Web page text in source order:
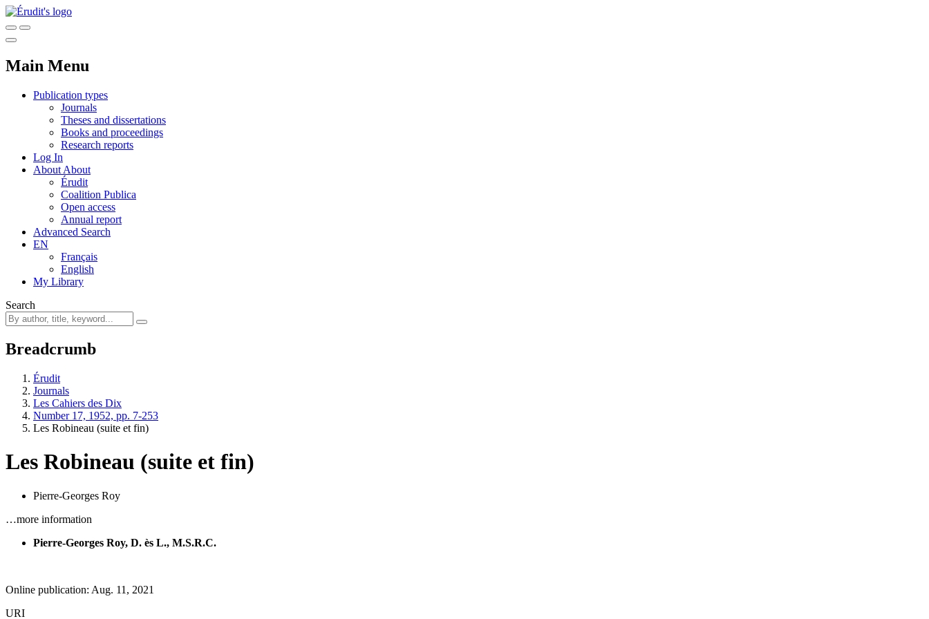
Main Menu
Publication types
Journals
Theses and dissertations
Books and proceedings
Research reports
Log In
About About
Érudit
Coalition Publica
Open access
Annual report
Advanced Search
EN
Français
English
My Library
Search
Breadcrumb
Érudit
Journals
Les Cahiers des Dix
Number 17, 1952, pp. 7-253
Les Robineau (suite et fin)
Les Robineau (suite et fin)
Pierre-Georges Roy
…more information
Pierre-Georges Roy, D. ès L., M.S.R.C.
Online publication: Aug. 11, 2021
URI